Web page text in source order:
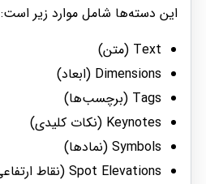
این دسته‌ها شامل موارد زیر است:
Text (متن)
Dimensions (ابعاد)
Tags (برچسب‌ها)
Keynotes (نکات کلیدی)
Symbols (نمادها)
Spot Elevations (نقاط ارتفاعی)